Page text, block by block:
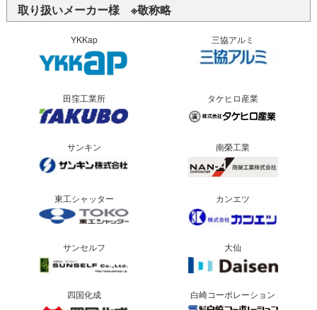
取り扱いメーカー様 ※敬称略
YKKap 三協アルミ
田窪工業所 タケヒロ産業
サンキン 南榮工業
東工シャッター カンエツ
サンセルフ 大仙
四国化成 白崎コーポレーション